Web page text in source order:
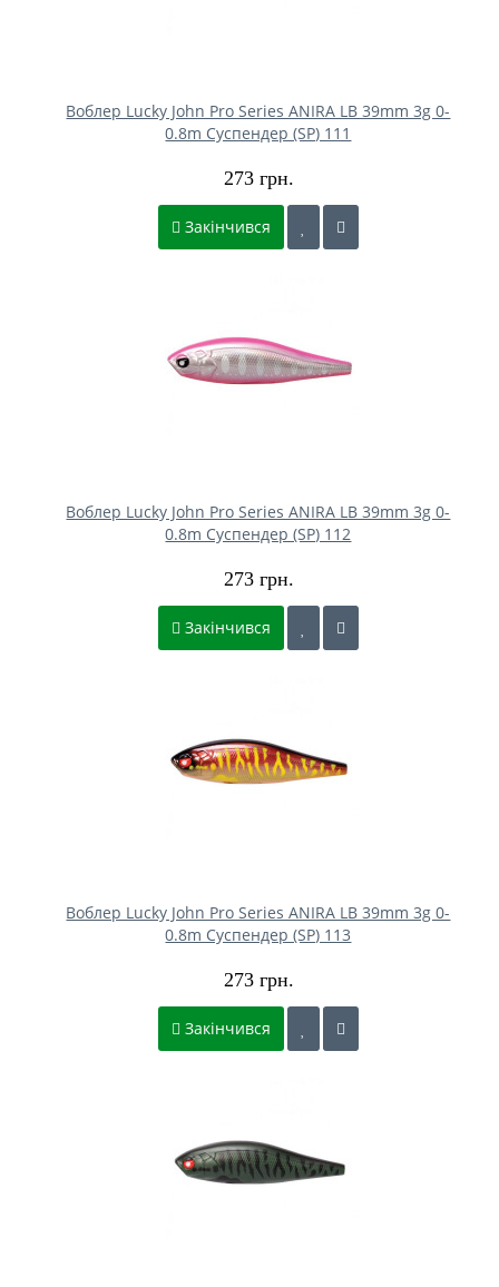
Воблер Lucky John Pro Series ANIRA LB 39mm 3g 0-
0.8m Cуспендер (SP) 111
273 грн.
Закінчився
Воблер Lucky John Pro Series ANIRA LB 39mm 3g 0-
0.8m Cуспендер (SP) 112
273 грн.
Закінчився
Воблер Lucky John Pro Series ANIRA LB 39mm 3g 0-
0.8m Cуспендер (SP) 113
273 грн.
Закінчився